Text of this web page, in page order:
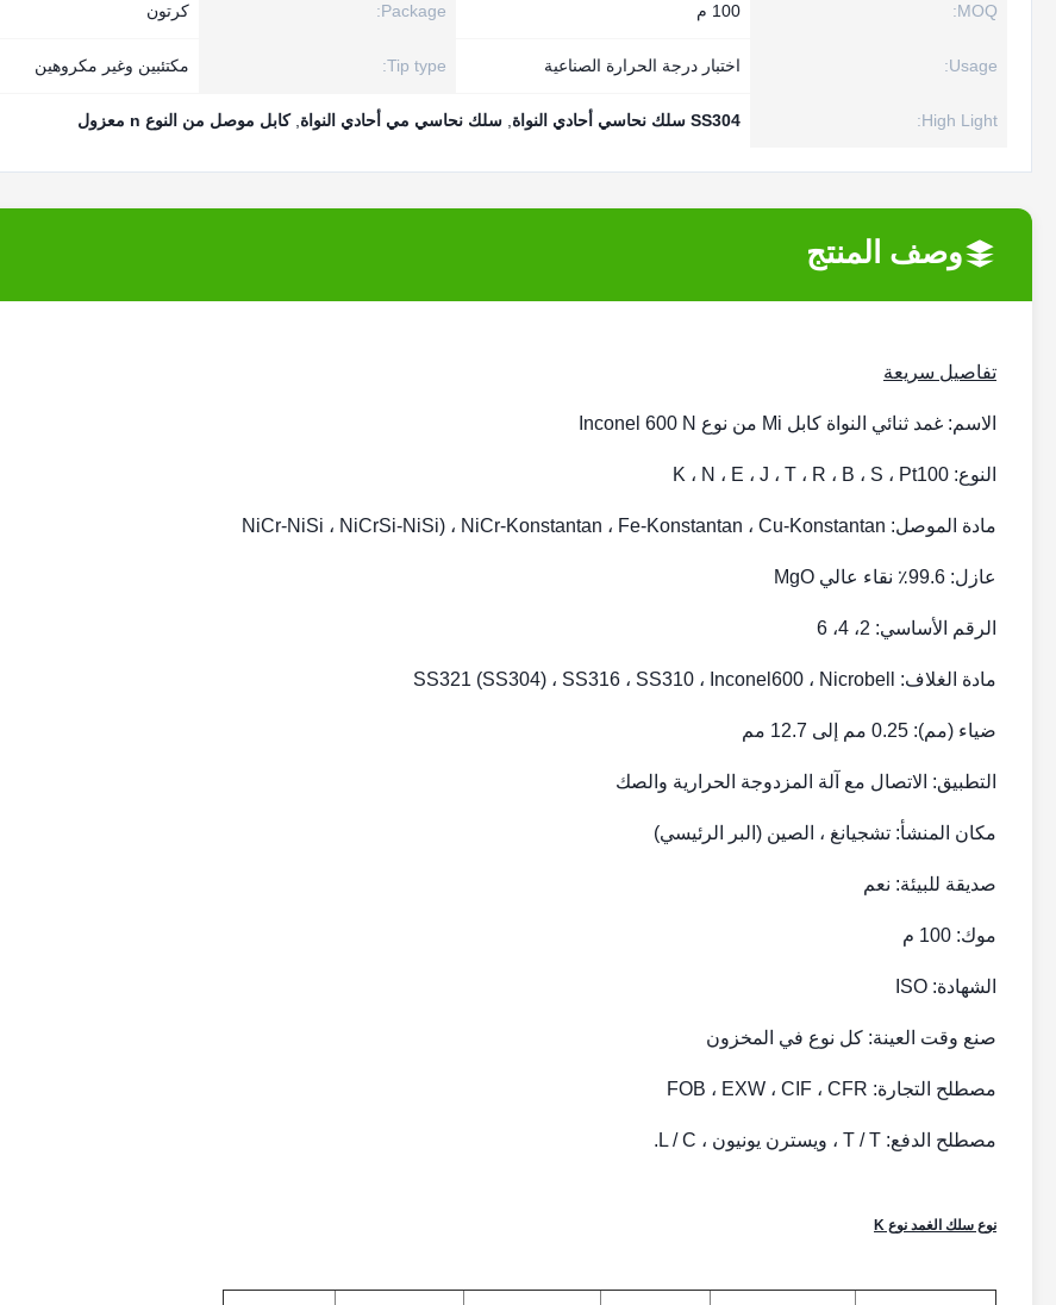
MOQ: 100 م Package: كرتون
Usage: اختبار درجة الحرارة الصناعية Tip type: مكتئبين وغير مكروهين
High Light: SS304 سلك نحاسي أحادي النواة سلك نحاسي مي أحادي النواة ,كابل موصل من النوع n معزول
وصف المنتج
تفاصيل سريعة
الاسم: غمد ثنائي النواة كابل Mi من نوع Inconel 600 N
النوع: K ، N ، E ، J ، T ​​، R ، B ، S ، Pt100
مادة الموصل: NiCr-NiSi ، NiCrSi-NiSi) ، NiCr-Konstantan ، Fe-Konstantan ، Cu-Konstantan
عازل: 99.6٪ نقاء عالي MgO
الرقم الأساسي: 2، 4، 6
مادة الغلاف: SS321 (SS304) ، SS316 ، SS310 ، Inconel600 ، Nicrobell
ضياء (مم): 0.25 مم إلى 12.7 مم
التطبيق: الاتصال مع آلة المزدوجة الحرارية والصك
مكان المنشأ: تشجيانغ ، الصين (البر الرئيسي)
صديقة للبيئة: نعم
موك: 100 م
الشهادة: ISO
صنع وقت العينة: كل نوع في المخزون
مصطلح التجارة: FOB ، EXW ، CIF ، CFR
مصطلح الدفع: T / T ، ويسترن يونيون ، L / C.
نوع سلك الغمد نوع K